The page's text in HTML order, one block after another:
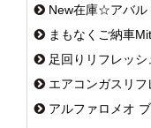
New在庫☆アバル
まもなくご納車
足回りリフレッ
エアコンガスリフ
アルファロメオ